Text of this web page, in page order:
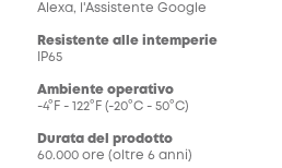
Alexa, l'Assistente Google
Resistente alle intemperie
IP65
Ambiente operativo
-4°F - 122°F (-20°C - 50°C)
Durata del prodotto
60.000 ore (oltre 6 anni)